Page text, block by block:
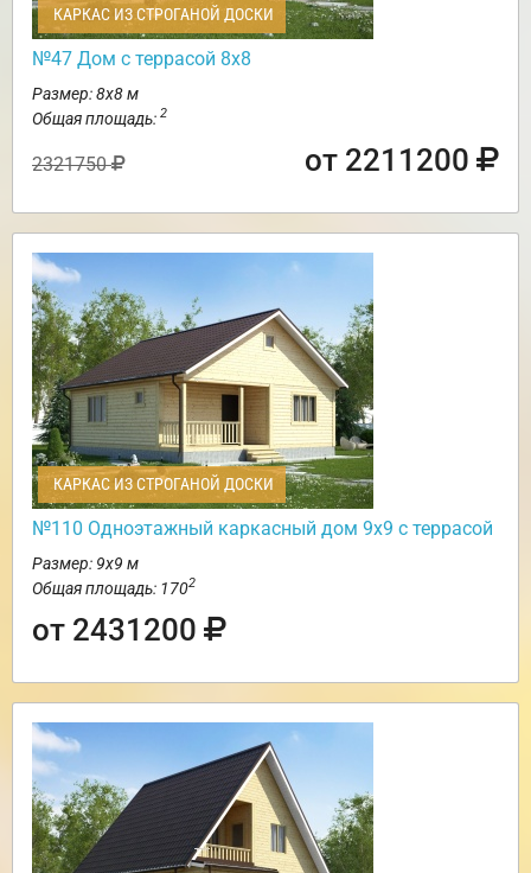
КАРКАС ИЗ СТРОГАНОЙ ДОСКИ
№47 Дом с террасой 8х8
Размер: 8х8 м
Общая площадь: 2
2321750 от 2211200
КАРКАС ИЗ СТРОГАНОЙ ДОСКИ
№110 Одноэтажный каркасный дом 9х9 с террасой
Размер: 9х9 м
Общая площадь: 1702
от 2431200